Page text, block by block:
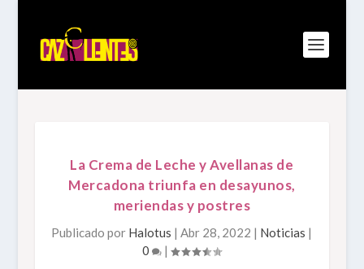
La Crema de Leche y Avellanas de
Mercadona triunfa en desayunos,
meriendas y postres
Publicado por Halotus |Abr 28, 2022 | Noticias |
0
|